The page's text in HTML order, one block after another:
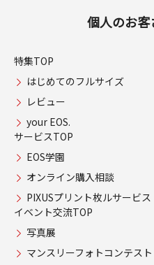
個人のお
特集TOP
はじめてのフルサイズ
レビュー
your EOS.
サービスTOP
EOS学園
オンライン購入相談
PIXUSプリント枚ルサービス
イベント交流TOP
写真展
マンスリーフォトコンテスト